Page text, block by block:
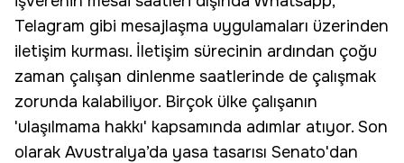
Telagram gibi mesajlaşma uygulamaları üzerinden
iletişim kurması. İletişim sürecinin ardından çoğu
zaman çalışan dinlenme saatlerinde de çalışmak
zorunda kalabiliyor. Birçok ülke çalışanın
'ulaşılmama hakkı' kapsamında adımlar atıyor. Son
olarak Avustralya’da yasa tasarısı Senato'dan